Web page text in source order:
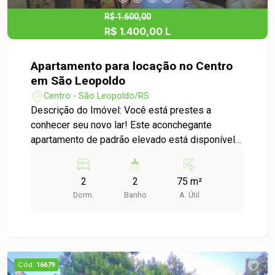
R$ 1.600,00
R$ 1.400,00 L
Apartamento para locação no Centro
em São Leopoldo
Centro - São Leopoldo/RS
Descrição do Imóvel: Você está prestes a
conhecer seu novo lar! Este aconchegante
apartamento de padrão elevado está disponível
Leopoldo. Com 75,00 m² de área útil, o imóvel
oferece um espaço perfeito para quem busca
conforto e praticidade. Características do
funcional, proporcionando um ambiente acolhedor
e arejado. - Cozinha: Cozinha com espaço para
2
Dorm.
2
Banho
75 m²
A. Útil
Cód. 16679